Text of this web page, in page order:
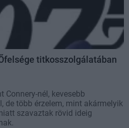
titkosszolgálatában
Connery-nél, kevesebb
de több érzelem, mint akármelyik
szavaztak rövid ideig